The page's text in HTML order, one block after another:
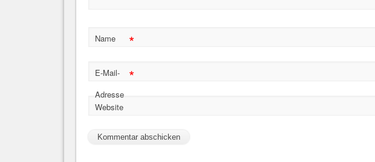
Name *
E-Mail-
Adresse
*
Website